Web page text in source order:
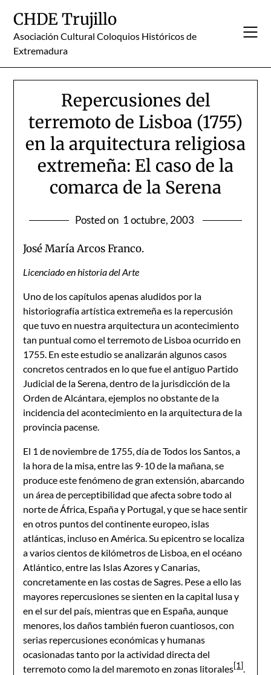
content
CHDE Trujillo
Asociación Cultural Coloquios Históricos de
Extremadura
Repercusiones del
terremoto de Lisboa (1755)
en la arquitectura religiosa
extremeña: El caso de la
comarca de la Serena
Posted on 1 octubre, 2003
José María Arcos Franco.
Licenciado en historia del Arte
Uno de los capítulos apenas aludidos por la
historiografía artística extremeña es la repercusión
que tuvo en nuestra arquitectura un acontecimiento
tan puntual como el terremoto de Lisboa ocurrido en
1755. En este estudio se analizarán algunos casos
concretos centrados en lo que fue el antiguo Partido
Judicial de la Serena, dentro de la jurisdicción de la
Orden de Alcántara, ejemplos no obstante de la
incidencia del acontecimiento en la arquitectura de la
provincia pacense.
El 1 de noviembre de 1755, día de Todos los Santos, a
la hora de la misa, entre las 9-10 de la mañana, se
produce este fenómeno de gran extensión, abarcando
un área de perceptibilidad que afecta sobre todo al
norte de África, España y Portugal, y que se hace sentir
en otros puntos del continente europeo, islas
atlánticas, incluso en América. Su epicentro se localiza
a varios cientos de kilómetros de Lisboa, en el océano
Atlántico, entre las Islas Azores y Canarias,
concretamente en las costas de Sagres. Pese a ello las
mayores repercusiones se sienten en la capital lusa y
en el sur del país, mientras que en España, aunque
menores, los daños también fueron cuantiosos, con
serias repercusiones económicas y humanas
ocasionadas tanto por la actividad directa del
terremoto como la del maremoto en zonas litorales[1].